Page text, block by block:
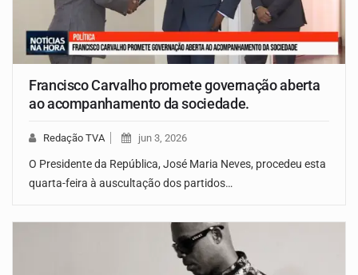
Francisco Carvalho promete governação aberta
ao acompanhamento da sociedade.
Redação TVA jun 3, 2026
O Presidente da República, José Maria Neves, procedeu esta
quarta-feira à auscultação dos partidos…